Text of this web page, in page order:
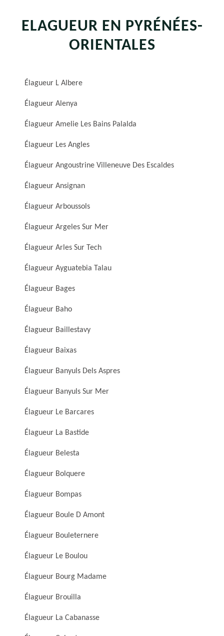
ELAGUEUR EN PYRÉNÉES-
ORIENTALES
Élagueur L Albere
Élagueur Alenya
Élagueur Amelie Les Bains Palalda
Élagueur Les Angles
Élagueur Angoustrine Villeneuve Des Escaldes
Élagueur Ansignan
Élagueur Arboussols
Élagueur Argeles Sur Mer
Élagueur Arles Sur Tech
Élagueur Ayguatebia Talau
Élagueur Bages
Élagueur Baho
Élagueur Baillestavy
Élagueur Baixas
Élagueur Banyuls Dels Aspres
Élagueur Banyuls Sur Mer
Élagueur Le Barcares
Élagueur La Bastide
Élagueur Belesta
Élagueur Bolquere
Élagueur Bompas
Élagueur Boule D Amont
Élagueur Bouleternere
Élagueur Le Boulou
Élagueur Bourg Madame
Élagueur Brouilla
Élagueur La Cabanasse